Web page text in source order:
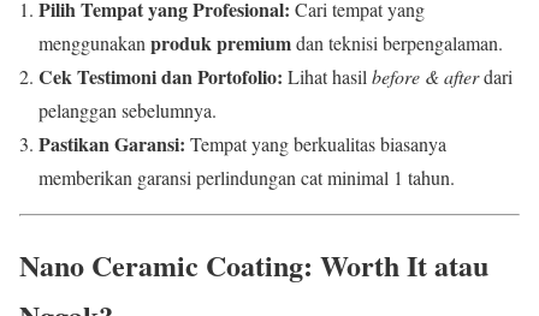
Pilih Tempat yang Profesional: Cari tempat yang
menggunakanproduk premiumdan teknisi berpengalaman.
Cek Testimoni dan Portofolio: Lihat hasilbefore & afterdari
pelanggan sebelumnya.
Pastikan Garansi: Tempat yang berkualitas biasanya
memberikan garansi perlindungan cat minimal 1 tahun.
Nano Ceramic Coating: Worth It atau